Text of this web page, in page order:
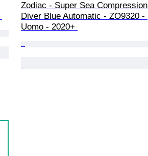
Zodiac - Super Sea Compression
Diver Blue Automatic - ZO9320 -
Uomo - 2020+